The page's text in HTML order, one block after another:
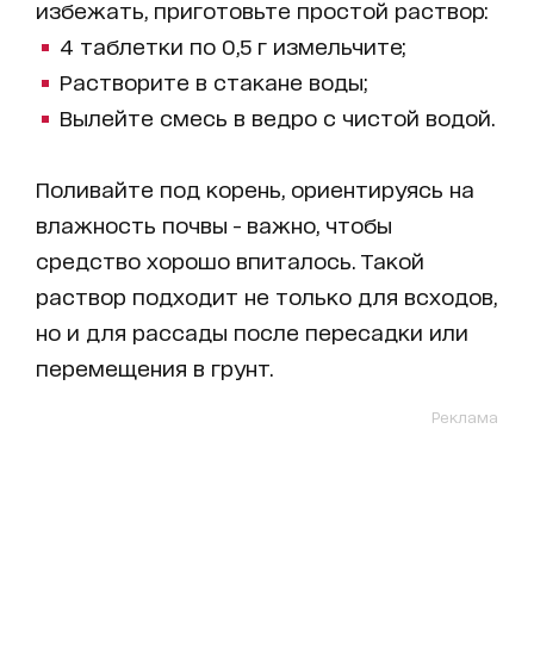
избежать, приготовьте простой раствор:
4 таблетки по 0,5 г измельчите;
Растворите в стакане воды;
Вылейте смесь в ведро с чистой водой.
Поливайте под корень, ориентируясь на
влажность почвы - важно, чтобы
средство хорошо впиталось. Такой
раствор подходит не только для всходов,
но и для рассады после пересадки или
перемещения в грунт.
Реклама